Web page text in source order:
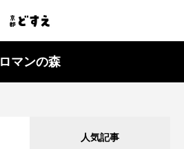
ロマンの森
人気記事